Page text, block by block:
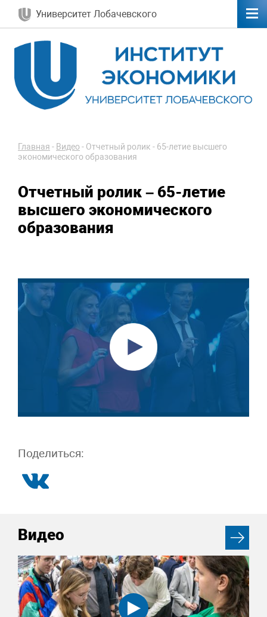
Университет Лобачевского
Главная - Видео - Отчетный ролик - 65-летие высшего
экономического образования
Отчетный ролик – 65-летие
высшего экономического
образования
Поделиться:
Видео